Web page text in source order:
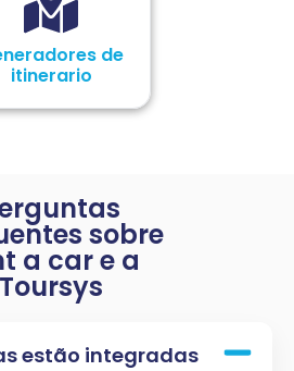
de
itinerario
sobre
a car e a
Toursys
estão integradas